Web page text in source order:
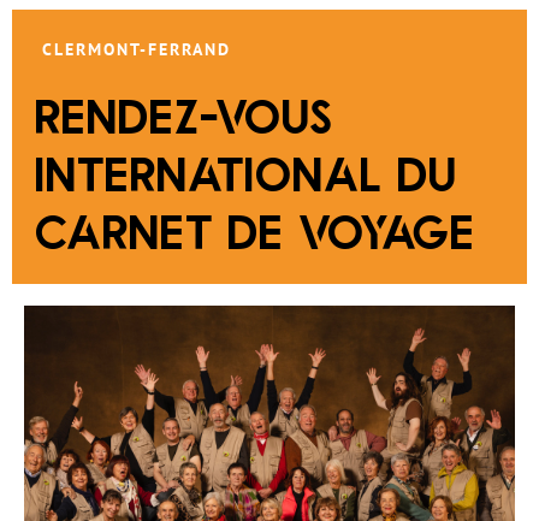
CLERMONT-FERRAND
RENDEZ-VOUS
INTERNATIONAL DU
CARNET DE VOYAGE